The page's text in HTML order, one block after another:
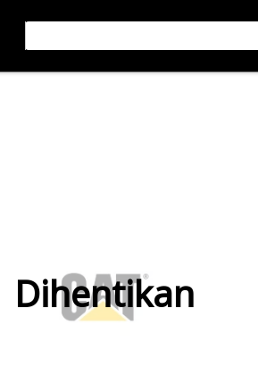
Dihentikan